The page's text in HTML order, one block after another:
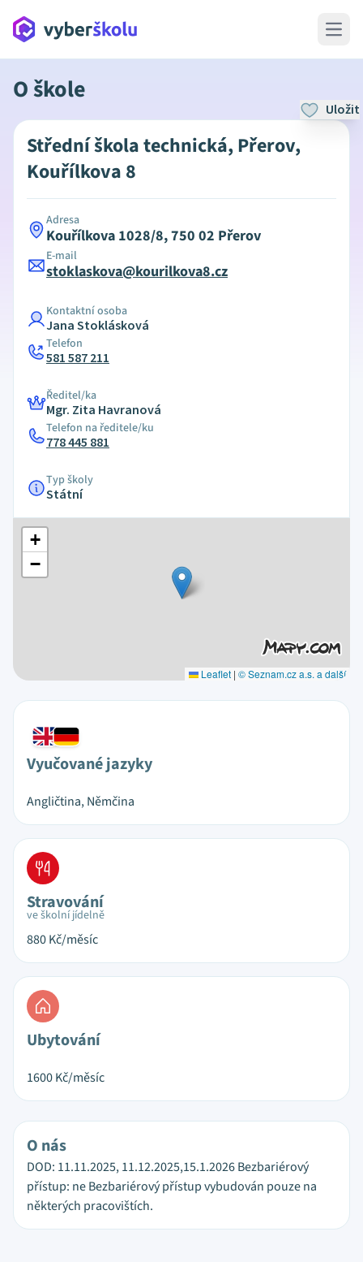
Open
O škole
Uložit
Střední škola technická, Přerov,
Kouřílkova 8
Adresa
Kouřílkova 1028/8, 750 02 Přerov
E-mail
stoklaskova@kourilkova8.cz
Kontaktní osoba
Jana Stoklásková
Telefon
581 587 211
Ředitel/ka
Mgr. Zita Havranová
Telefon na ředitele/ku
778 445 881
Typ školy
Státní
+
−
Leaflet | © Seznam.cz a.s. a další
Vyučované jazyky
Angličtina, Němčina
Stravování
ve školní jídelně
880Kč/měsíc
Ubytování
1600Kč/měsíc
O nás
DOD: 11.11.2025, 11.12.2025,15.1.2026 Bezbariérový
přístup: ne Bezbariérový přístup vybudován pouze na
některých pracovištích.